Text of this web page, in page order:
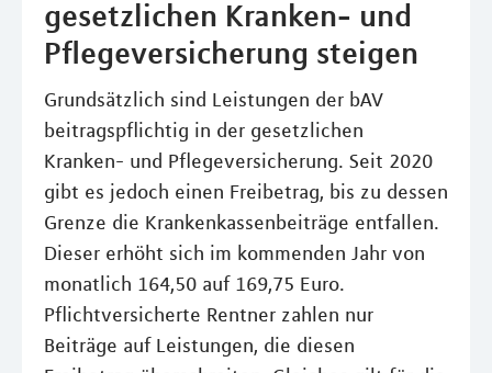
gesetzlichen Kranken- und
Pflegeversicherung steigen
Grundsätzlich sind Leistungen der bAV
beitragspflichtig in der gesetzlichen
Kranken- und Pflegeversicherung. Seit 2020
gibt es jedoch einen Freibetrag, bis zu dessen
Grenze die Krankenkassenbeiträge entfallen.
Dieser erhöht sich im kommenden Jahr von
monatlich 164,50 auf 169,75 Euro.
Pflichtversicherte Rentner zahlen nur
Beiträge auf Leistungen, die diesen